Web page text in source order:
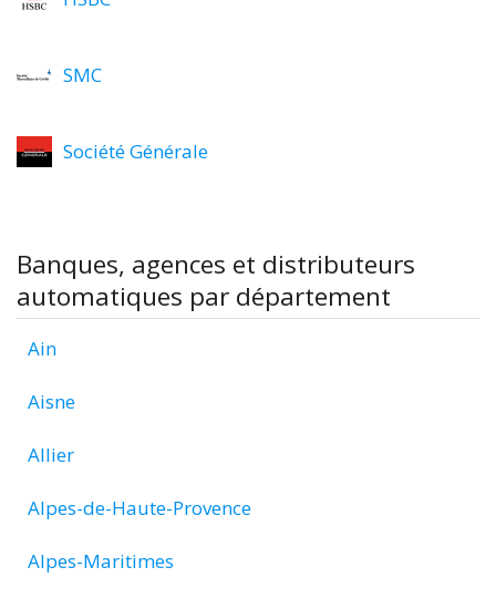
SMC
Société Générale
Banques, agences et distributeurs
automatiques par département
Ain
Aisne
Allier
Alpes-de-Haute-Provence
Alpes-Maritimes